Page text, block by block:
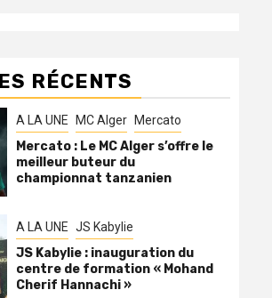
RÉCENTS
A LA UNE MC Alger Mercato
Mercato : Le MC Alger s’offre le
meilleur buteur du
championnat tanzanien
A LA UNE JS Kabylie
JS Kabylie : inauguration du
centre de formation « Mohand
Cherif Hannachi »